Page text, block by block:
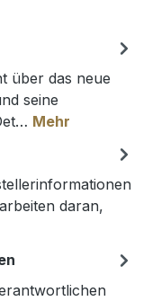
über das neue
seine
Mehr
daran,